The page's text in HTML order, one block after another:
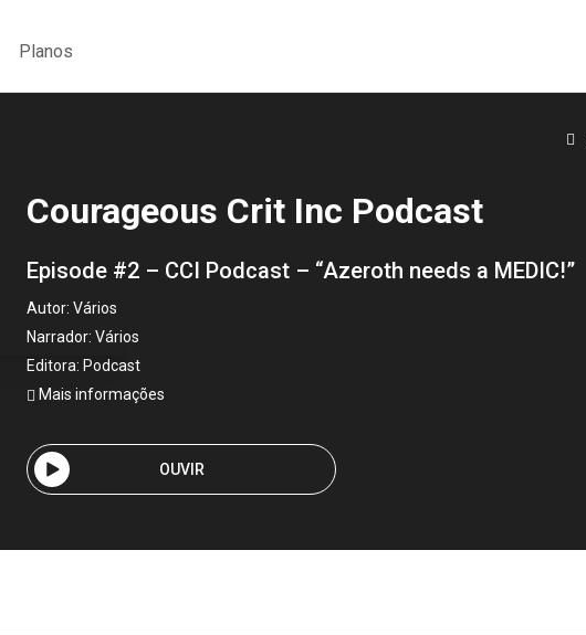
Planos
Courageous Crit Inc Podcast
Episode #2 – CCI Podcast – “Azeroth needs a MEDIC!”
Autor: Vários
Narrador: Vários
Editora: Podcast
Mais informações
OUVIR